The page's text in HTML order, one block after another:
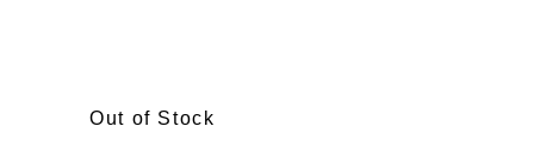
Out of Stock